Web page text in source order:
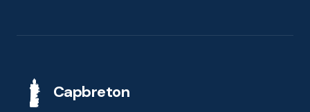
Capbreton